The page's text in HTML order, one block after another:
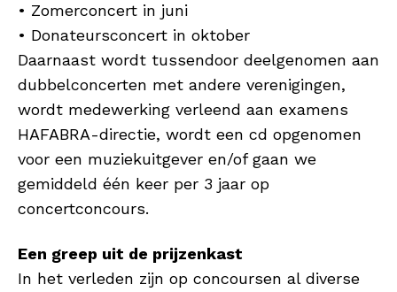
• Zomerconcert in juni
• Donateursconcert in oktober
Daarnaast wordt tussendoor deelgenomen aan
dubbelconcerten met andere verenigingen,
wordt medewerking verleend aan examens
HAFABRA-directie, wordt een cd opgenomen
voor een muziekuitgever en/of gaan we
gemiddeld één keer per 3 jaar op
concertconcours.
Een greep uit de prijzenkast
In het verleden zijn op concoursen al diverse